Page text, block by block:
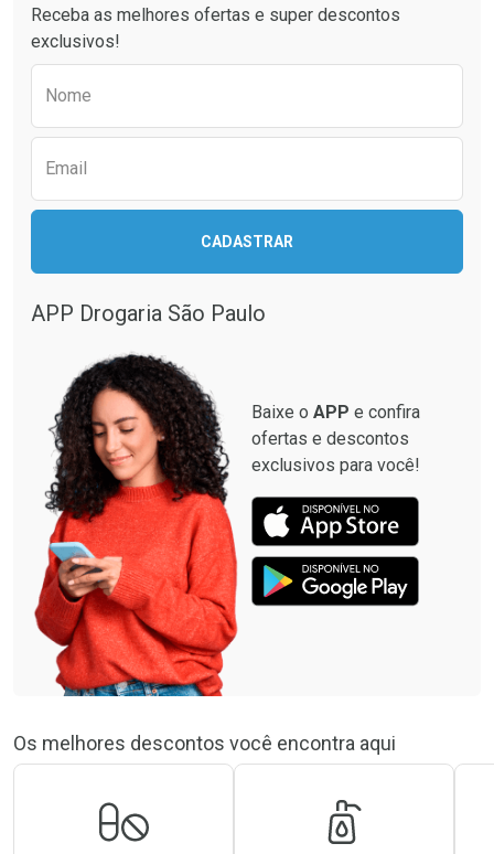
Comprar sem Desconto
Por R$ 35,99/cada
Comprar sem Desconto
Por R$ 35,99/cada
Comprar sem Desconto
Comprar sem Desconto
Receba as melhores ofertas e super descontos
exclusivos!
Nome
Email
CADASTRAR
APP Drogaria São Paulo
Baixe o APP e confira
ofertas e descontos
exclusivos para você!
Os melhores descontos você encontra aqui